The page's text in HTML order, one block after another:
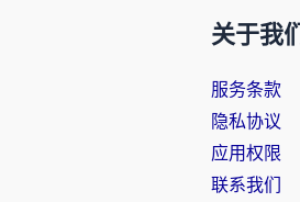
关于我们
服务条款
隐私协议
应用权限
联系我们